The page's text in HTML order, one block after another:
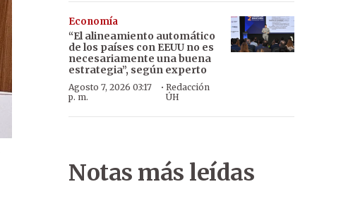
Economía
“El alineamiento automático
de los países con EEUU no es
necesariamente una buena
estrategia”, según experto
Agosto 7, 2026 03:17
p. m.
· Redacción
ÚH
Notas más leídas